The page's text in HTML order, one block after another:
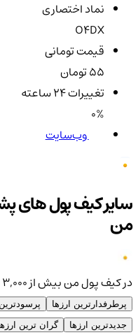
نماد اختصاری
O4DX
قیمت تومانی
55 تومان
تغییرات ۲۴ ساعته
0%
وب‌سایت
سایر کیف پول های
من
در کیف پول من بیش از ۳,۰۰۰ ارز دیجیتال قابل معامله وجود دارد
پرطرفدارترین ارزها پرسودترین
جدیدترین ارزها
گران ترین ارزها